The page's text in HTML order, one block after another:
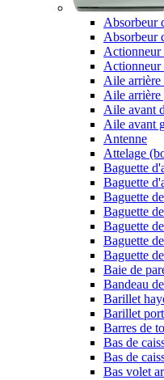
Absorbeur
Absorbeur
Actionneur
Actionneur
Aile arrière
Aile arrière
Aile avant
Aile avant
Antenne
Attelage
Baguette
Baguette
Baguette
Baguette
Baguette
Baguette
Baguette
Baie de
Bandeau
Barillet
Barillet
Barres de
Bas de
Bas de
Bas volet